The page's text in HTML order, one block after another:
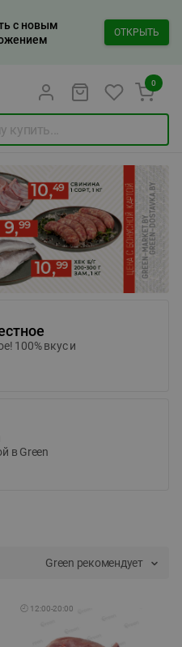
с новым
ОТКРЫТЬ
0
100% вкус и
в Green
Green рекомендует
🕘 12:00-20:00